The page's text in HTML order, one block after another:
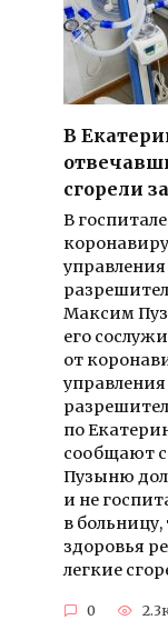
В
сгорели
В
Максим
его
от
по
сообщают
Пузыню
и не
в больницу,
здоровья
легкие
0